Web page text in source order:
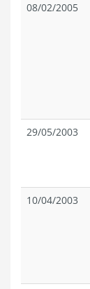
08/02/2005
29/05/2003
10/04/2003